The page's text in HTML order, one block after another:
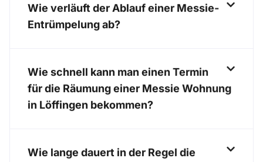
Wie verläuft der Ablauf einer Messie-
Entrümpelung ab?
Wie schnell kann man einen Termin
für die Räumung einer Messie Wohnung
in Löffingen bekommen?
Wie lange dauert in der Regel die